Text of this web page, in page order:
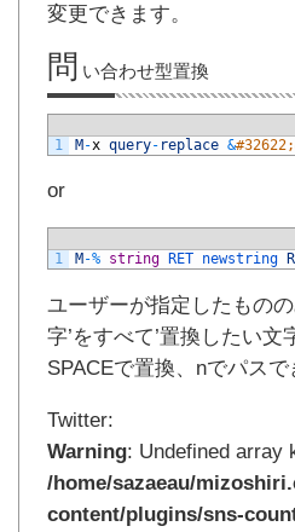
変更できます。
問 い合わせ型置換
1 M-x query- replace &
or
1 M -% string RET newstring
ユーザーが指定したもの
字’をすべて’置換したい文
SPACEで置換、nでパスで
Twitter:
Warning: Undefined array
/home/sazaeau/
content/plugins/sns-